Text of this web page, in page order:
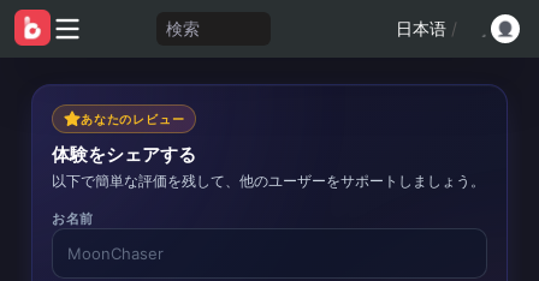
検索 日本语 /
あなたのレビュー
体験をシェアする
以下で簡単な評価を残して、他のユーザーをサポートしましょう。
お名前